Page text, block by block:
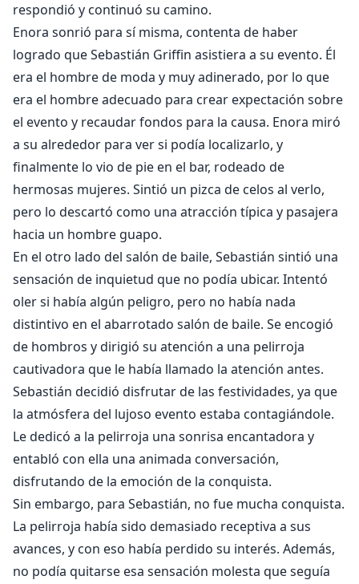
respondió y continuó su camino.
Enora sonrió para sí misma, contenta de haber
logrado que Sebastián Griffin asistiera a su evento. Él
era el hombre de moda y muy adinerado, por lo que
era el hombre adecuado para crear expectación sobre
el evento y recaudar fondos para la causa. Enora miró
a su alrededor para ver si podía localizarlo, y
finalmente lo vio de pie en el bar, rodeado de
hermosas mujeres. Sintió un pizca de celos al verlo,
pero lo descartó como una atracción típica y pasajera
hacia un hombre guapo.
En el otro lado del salón de baile, Sebastián sintió una
sensación de inquietud que no podía ubicar. Intentó
oler si había algún peligro, pero no había nada
distintivo en el abarrotado salón de baile. Se encogió
de hombros y dirigió su atención a una pelirroja
cautivadora que le había llamado la atención antes.
Sebastián decidió disfrutar de las festividades, ya que
la atmósfera del lujoso evento estaba contagiándole.
Le dedicó a la pelirroja una sonrisa encantadora y
entabló con ella una animada conversación,
disfrutando de la emoción de la conquista.
Sin embargo, para Sebastián, no fue mucha conquista.
La pelirroja había sido demasiado receptiva a sus
avances, y con eso había perdido su interés. Además,
no podía quitarse esa sensación molesta que seguía